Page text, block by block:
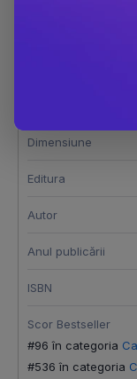
Dimensiune
Editura
Autor
Anul publicării
ISBN
Scor Bestseller
#96 în categoria
#536 în categoria